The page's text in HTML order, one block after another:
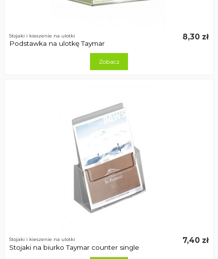
Stojaki i kieszenie na ulotki
Podstawka na ulotkę Taymar
8,30 zł
Zobacz
Stojaki i kieszenie na ulotki
Stojaki na biurko Taymar counter single
7,40 zł